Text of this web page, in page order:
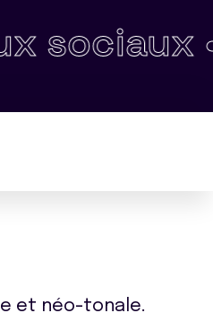
•
et néo-tonale.